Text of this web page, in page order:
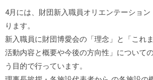
4月には、財団新入職員オリエンテーショ
ります。
新入職員に財団博愛会の「理念」と「これ
活動内容と概要や今後の方向性」について
う目的で行っています。